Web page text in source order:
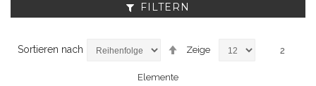
FILTERN
Sortieren nach
Absteigend
sortieren
Zeige 2
Elemente